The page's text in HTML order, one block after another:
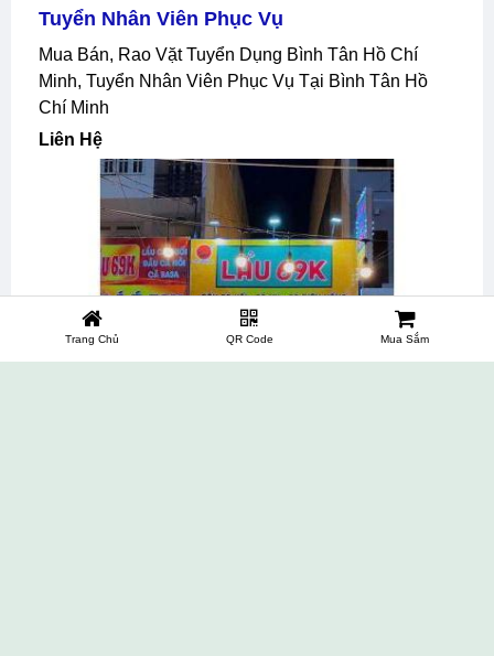
Tuyển Nhân Viên Phục Vụ
Mua Bán, Rao Vặt Tuyển Dụng Bình Tân Hồ Chí
Minh, Tuyển Nhân Viên Phục Vụ Tại Bình Tân Hồ
Chí Minh
Liên Hệ
Trang Chủ QR Code Mua Sắm